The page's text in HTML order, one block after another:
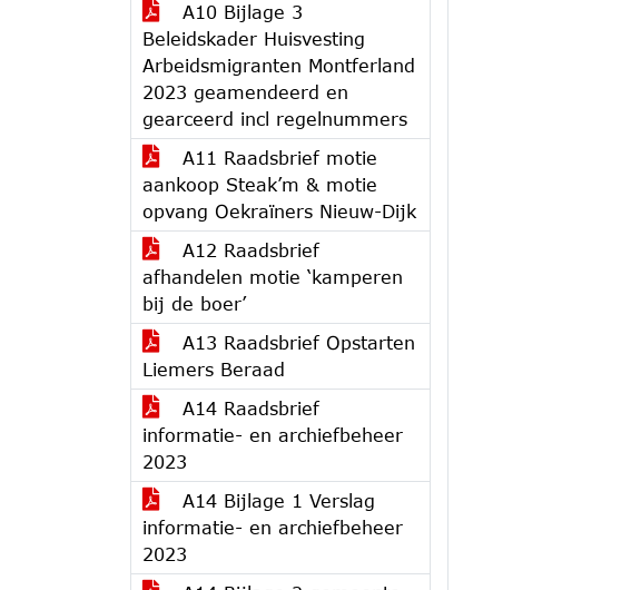
A10 Bijlage 3
Beleidskader Huisvesting
Arbeidsmigranten Montferland
2023 geamendeerd en
gearceerd incl regelnummers
A11 Raadsbrief motie
aankoop Steak’m & motie
opvang Oekraïners Nieuw-Dijk
A12 Raadsbrief
afhandelen motie ‘kamperen
bij de boer’
A13 Raadsbrief Opstarten
Liemers Beraad
A14 Raadsbrief
informatie- en archiefbeheer
2023
A14 Bijlage 1 Verslag
informatie- en archiefbeheer
2023